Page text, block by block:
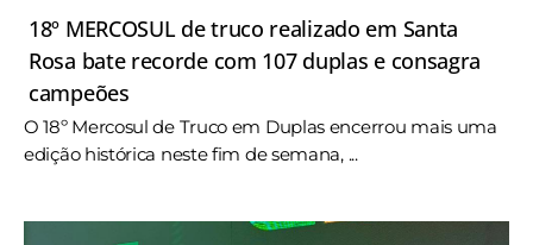
18º MERCOSUL de truco realizado em Santa
Rosa bate recorde com 107 duplas e consagra
campeões
O 18º Mercosul de Truco em Duplas encerrou mais uma
edição histórica neste fim de semana, ...